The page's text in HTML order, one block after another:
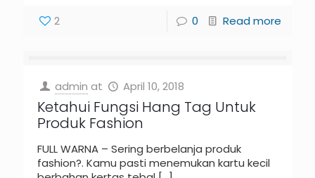
2 0 Read more
admin at April 10, 2018
Ketahui Fungsi Hang Tag Untuk
Produk Fashion
FULL WARNA – Sering berbelanja produk
fashion?. Kamu pasti menemukan kartu kecil